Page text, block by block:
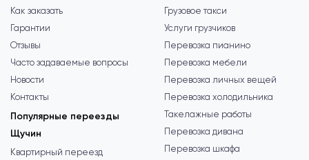
Как заказать
Гарантии
Отзывы
Часто задаваемые вопросы
Новости
Контакты
Популярные переезды
Щучин
Квартирный переезд
Грузовое такси
Услуги грузчиков
Перевозка пианино
Перевозка мебели
Перевозка личных вещей
Перевозка холодильника
Такелажные работы
Перевозка дивана
Перевозка шкафа